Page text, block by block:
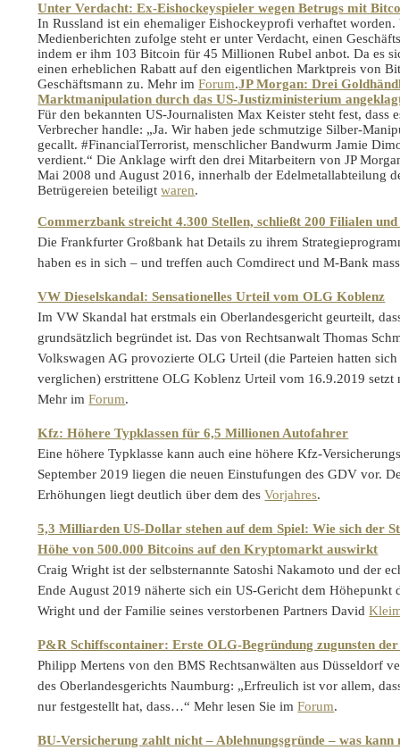
Unter Verdacht: Ex-Eishockeyspieler wegen Betrugs mit
In Russland ist ein ehemaliger Eishockeyprofi verhaftet worden.
Medienberichten zufolge steht er unter Verdacht, einen
indem er ihm 103 Bitcoin für 45 Millionen Rubel anbot. Da es
einen erheblichen Rabatt auf den eigentlichen Marktpreis von
Geschäftsmann zu. Mehr imForum.JP Morgan: Drei
Marktmanipulation durch das US-Justizministerium
Für den bekannten US-Journalisten Max Keister steht fest, dass
Verbrecher handle: „Ja. Wir haben jede schmutzige Silber-
gecallt. #FinancialTerrorist, menschlicher Bandwurm Jamie
verdient.“ Die Anklage wirft den drei Mitarbeitern von JP
Mai 2008 und August 2016, innerhalb der Edelmetallabteilung
Betrügereien beteiligtwaren.
Commerzbank streicht 4.300 Stellen, schließt 200 Filialen
Die Frankfurter Großbank hat Details zu ihrem
haben es in sich – und treffen auch Comdirect und M-Bank
VW Dieselskandal: Sensationelles Urteil vom OLG Koblenz
Im VW Skandal hat erstmals ein Oberlandesgericht geurteilt,
grundsätzlich begründet ist. Das von Rechtsanwalt Thomas
Volkswagen AG provozierte OLG Urteil (die Parteien hatten
verglichen) erstrittene OLG Koblenz Urteil vom 16.9.2019 setzt
Mehr imForum.
Kfz: Höhere Typklassen für 6,5 Millionen Autofahrer
Eine höhere Typklasse kann auch eine höhere Kfz-
September 2019 liegen die neuen Einstufungen des GDV vor.
Erhöhungen liegt deutlich über dem desVorjahres.
5,3 Milliarden US-Dollar stehen auf dem Spiel: Wie sich der
Höhe von 500.000 Bitcoins auf den Kryptomarkt auswirkt
Craig Wright ist der selbsternannte Satoshi Nakamoto und der
Ende August 2019 näherte sich ein US-Gericht dem Höhepunkt
Wright und der Familie seines verstorbenen Partners David
P&R Schiffscontainer: Erste OLG-Begründung zugunsten
Philipp Mertens von den BMS Rechtsanwälten aus Düsseldorf
des Oberlandesgerichts Naumburg: „Erfreulich ist vor allem,
nur festgestellt hat, dass…“ Mehr lesen Sie imForum.
BU-Versicherung zahlt nicht – Ablehnungsgründe – was kann